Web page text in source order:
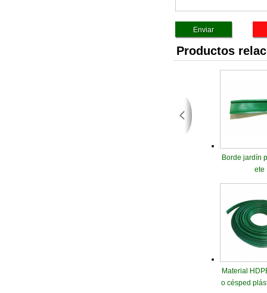
Productos
Borde jardín
ete
Material
o césped